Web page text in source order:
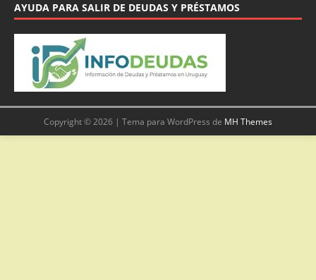
AYUDA PARA SALIR DE DEUDAS Y PRÉSTAMOS
Copyright © 2026 | Tema para WordPress de MH Themes